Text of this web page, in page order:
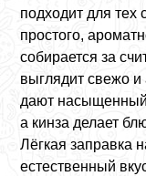
подходит для тех
простого,
собирается за
выглядит свежо
дают насыщенный
а кинза делает
Лёгкая заправка
естественный